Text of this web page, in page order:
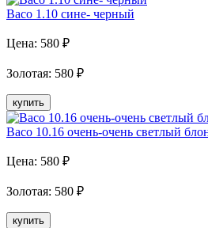
Baco 1.10 сине- черный
Цена: 580 ₽
Золотая: 580 ₽
купить
Baco 10.16 очень-очень светлый
Цена: 580 ₽
Золотая: 580 ₽
купить